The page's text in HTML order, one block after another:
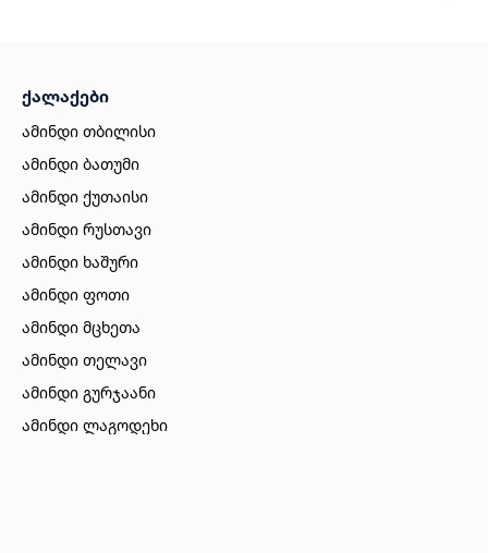
ქალაქები
ამინდი თბილისი
ამინდი ბათუმი
ამინდი ქუთაისი
ამინდი რუსთავი
ამინდი ხაშური
ამინდი ფოთი
ამინდი მცხეთა
ამინდი თელავი
ამინდი გურჯაანი
ამინდი ლაგოდეხი